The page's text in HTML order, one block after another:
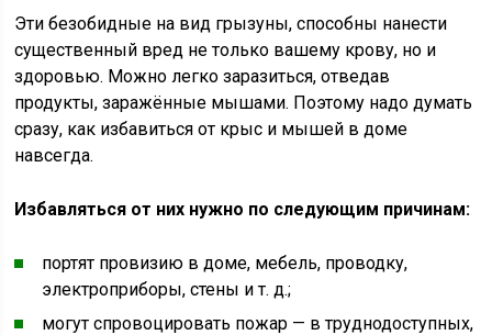
Эти безобидные на вид грызуны, способны нанести
существенный вред не только вашему крову, но и
здоровью. Можно легко заразиться, отведав
продукты, заражённые мышами. Поэтому надо думать
сразу, как избавиться от крыс и мышей в доме
навсегда.
Избавляться от них нужно по следующим причинам:
портят провизию в доме, мебель, проводку,
электроприборы, стены и т. д.;
могут спровоцировать пожар — в труднодоступных,